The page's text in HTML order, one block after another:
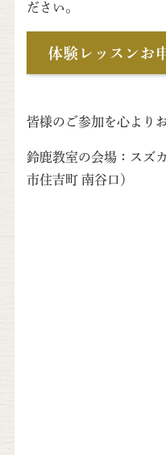
ださい。
体験レッスンお
皆様のご参加を心より
鈴鹿教室の会場：スズ
市住吉町 南谷口）